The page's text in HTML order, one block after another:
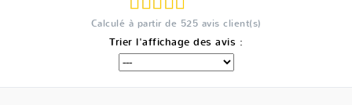
Calculé à partir de 525 avis client(s)
Trier l'affichage des avis :